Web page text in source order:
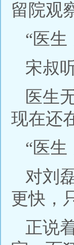
留院
“医生
宋叔
医生
现在还
“医生
对刘
更快，
正说